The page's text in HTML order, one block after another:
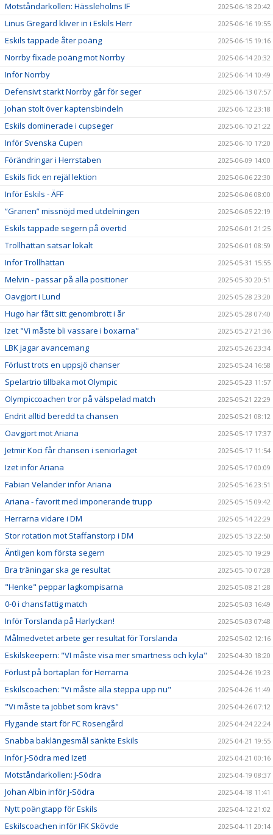
Motståndarkollen: Hässleholms IF 2025-06-18 20:42
Linus Gregard kliver in i Eskils Herr 2025-06-16 19:55
Eskils tappade åter poäng 2025-06-15 19:16
Norrby fixade poäng mot Norrby 2025-06-14 20:32
Inför Norrby 2025-06-14 10:49
Defensivt starkt Norrby går för seger 2025-06-13 07:57
Johan stolt över kaptensbindeln 2025-06-12 23:18
Eskils dominerade i cupseger 2025-06-10 21:22
Inför Svenska Cupen 2025-06-10 17:20
Förändringar i Herrstaben 2025-06-09 14:00
Eskils fick en rejäl lektion 2025-06-06 22:30
Inför Eskils - ÄFF 2025-06-06 08:00
”Granen” missnöjd med utdelningen 2025-06-05 22:19
Eskils tappade segern på övertid 2025-06-01 21:25
Trollhättan satsar lokalt 2025-06-01 08:59
Inför Trollhättan 2025-05-31 15:55
Melvin - passar på alla positioner 2025-05-30 20:51
Oavgjort i Lund 2025-05-28 23:20
Hugo har fått sitt genombrott i år 2025-05-28 07:40
Izet "Vi måste bli vassare i boxarna" 2025-05-27 21:36
LBK jagar avancemang 2025-05-26 23:34
Förlust trots en uppsjö chanser 2025-05-24 16:58
Spelartrio tillbaka mot Olympic 2025-05-23 11:57
Olympiccoachen tror på välspelad match 2025-05-21 22:29
Endrit alltid beredd ta chansen 2025-05-21 08:12
Oavgjort mot Ariana 2025-05-17 17:37
Jetmir Koci får chansen i seniorlaget 2025-05-17 11:54
Izet inför Ariana 2025-05-17 00:09
Fabian Velander inför Ariana 2025-05-16 23:51
Ariana - favorit med imponerande trupp 2025-05-15 09:42
Herrarna vidare i DM 2025-05-14 22:29
Stor rotation mot Staffanstorp i DM 2025-05-13 22:50
Äntligen kom första segern 2025-05-10 19:29
Bra träningar ska ge resultat 2025-05-10 07:28
"Henke" peppar lagkompisarna 2025-05-08 21:28
0-0 i chansfattig match 2025-05-03 16:49
Inför Torslanda på Harlyckan! 2025-05-03 07:48
Målmedvetet arbete ger resultat för Torslanda 2025-05-02 12:16
Eskilskeepern: "VI måste visa mer smartness och kyla" 2025-04-30 18:20
Förlust på bortaplan för Herrarna 2025-04-26 19:23
Eskilscoachen: "Vi måste alla steppa upp nu" 2025-04-26 11:49
"Vi måste ta jobbet som krävs" 2025-04-26 07:12
Flygande start för FC Rosengård 2025-04-24 22:24
Snabba baklängesmål sänkte Eskils 2025-04-21 19:55
Inför J-Södra med Izet! 2025-04-21 00:16
Motståndarkollen: J-Södra 2025-04-19 08:37
Johan Albin inför J-Södra 2025-04-18 11:41
Nytt poängtapp för Eskils 2025-04-12 21:02
Eskilscoachen inför IFK Skövde 2025-04-11 20:14